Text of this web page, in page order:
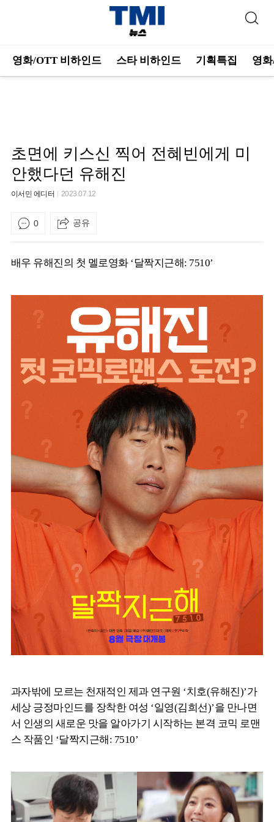
영화/OTT 비하인드 스타 비하인드 기획특집 영
초면에 키스신 찍어 전혜빈에게 미
안했다던 유해진
이서민 에디터 2023.07.12
0 공유
배우 유해진의 첫 멜로영화 ‘달짝지근해: 7510’
과자밖에 모르는 천재적인 제과 연구원 ‘치호(유해진)’가
세상 긍정마인드를 장착한 여성 ‘일영(김희선)’을 만나면
서 인생의 새로운 맛을 알아가기 시작하는 본격 코믹 로맨
스 작품인 ‘달짝지근해: 7510’